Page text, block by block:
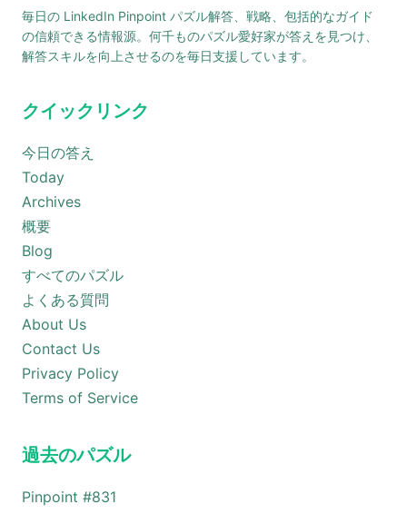
毎日の LinkedIn Pinpoint パズル解答、戦略、包括的なガイド
の信頼できる情報源。何千ものパズル愛好家が答えを見つけ、
解答スキルを向上させるのを毎日支援しています。
クイックリンク
今日の答え
Today
Archives
概要
Blog
すべてのパズル
よくある質問
About Us
Contact Us
Privacy Policy
Terms of Service
過去のパズル
Pinpoint #831